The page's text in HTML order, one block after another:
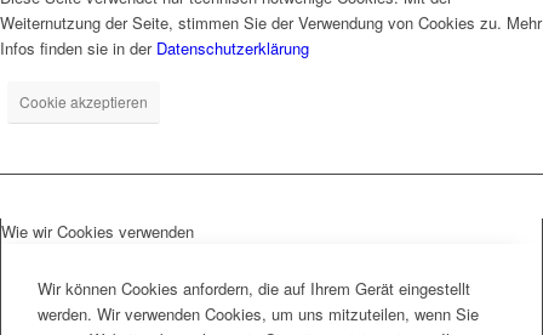
Weiternutzung der Seite, stimmen Sie der Verwendung von Cookies zu. Mehr
Infos finden sie in der Datenschutzerklärung
Cookie akzeptieren
Wie wir Cookies verwenden
Wir können Cookies anfordern, die auf Ihrem Gerät eingestellt
werden. Wir verwenden Cookies, um uns mitzuteilen, wenn Sie